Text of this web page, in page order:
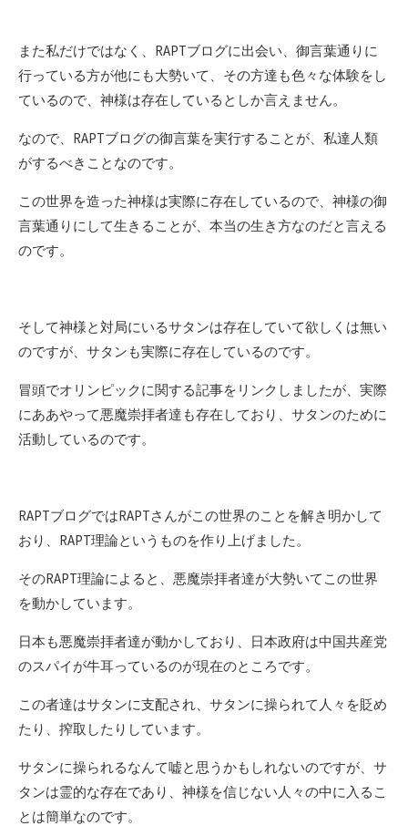
また私だけではなく、RAPTブログに出会い、御言葉通りに
行っている方が他にも大勢いて、その方達も色々な体験をし
ているので、神様は存在しているとしか言えません。
なので、RAPTブログの御言葉を実行することが、私達人類
がするべきことなのです。
この世界を造った神様は実際に存在しているので、神様の御
言葉通りにして生きることが、本当の生き方なのだと言える
のです。
そして神様と対局にいるサタンは存在していて欲しくは無い
のですが、サタンも実際に存在しているのです。
冒頭でオリンピックに関する記事をリンクしましたが、実際
にああやって悪魔崇拝者達も存在しており、サタンのために
活動しているのです。
RAPTブログではRAPTさんがこの世界のことを解き明かして
おり、RAPT理論というものを作り上げました。
そのRAPT理論によると、悪魔崇拝者達が大勢いてこの世界
を動かしています。
日本も悪魔崇拝者達が動かしており、日本政府は中国共産党
のスパイが牛耳っているのが現在のところです。
この者達はサタンに支配され、サタンに操られて人々を貶め
たり、搾取したりしています。
サタンに操られるなんて嘘と思うかもしれないのですが、サ
タンは霊的な存在であり、神様を信じない人々の中に入るこ
とは簡単なのです。